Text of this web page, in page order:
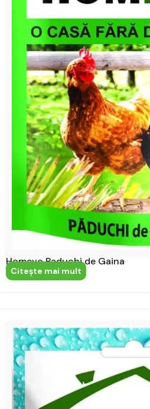
Homevo Paduchi de Gaina
Citeşte mai mult